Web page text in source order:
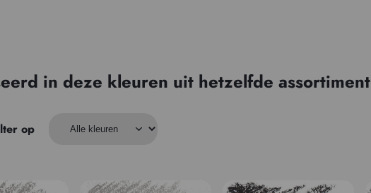
in deze kleuren uit hetzelfde assortiment
op